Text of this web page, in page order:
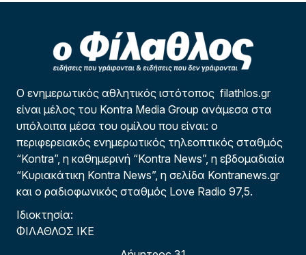
Ο ενημερωτικός αθλητικός ιστότοπος filathlos.gr
είναι μέλος του Kontra Media Group ανάμεσα στα
υπόλοιπα μέσα του ομίλου που είναι: ο
περιφερειακός ενημερωτικός τηλεοπτικός σταθμός
“Kontra”, η καθημερινή “Kontra News”, η εβδομαδιαία
“Κυριακάτικη Kontra News”, η σελίδα Kontranews.gr
και ο ραδιοφωνικός σταθμός Love Radio 97,5.
Ιδιοκτησία:
ΦΙΛΑΘΛΟΣ ΙΚΕ